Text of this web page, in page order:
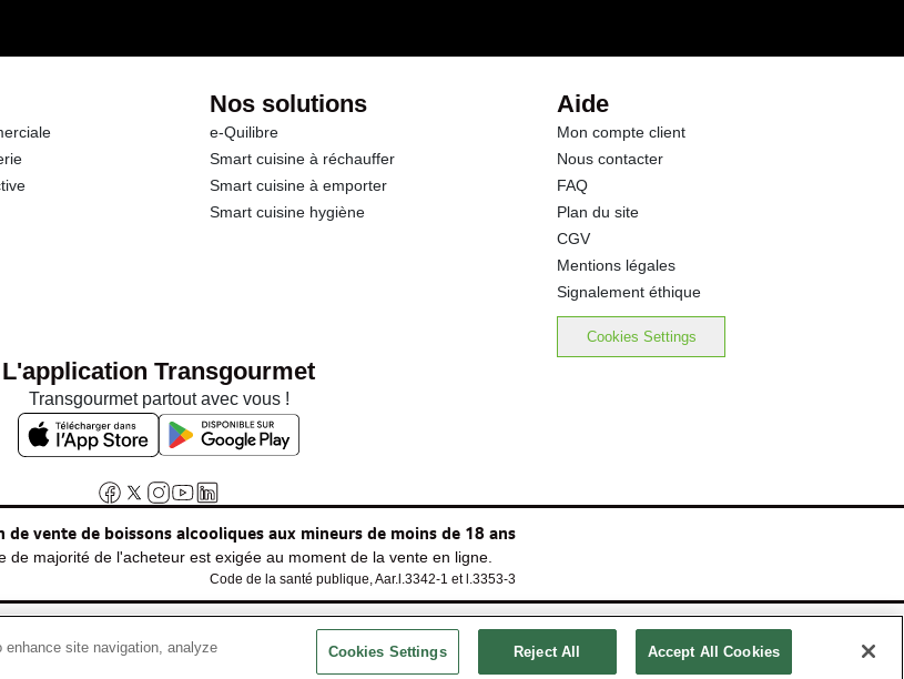
Nos solutions
e-Quilibre
Smart cuisine à réchauffer
Smart cuisine à emporter
Smart cuisine hygiène
Aide
Mon compte client
Nous contacter
FAQ
Plan du site
CGV
Mentions légales
Signalement éthique
Cookies Settings
L'application Transgourmet
Transgourmet partout avec vous !
vente de boissons alcooliques aux mineurs de moins de 18 ans
de majorité de l'acheteur est exigée au moment de la vente en ligne.
Code de la santé publique, Aar.l.3342-1 et l.3353-3
© Tous droits réservés
enhance site navigation, analyze
Cookies Settings Reject All Accept All Cookies